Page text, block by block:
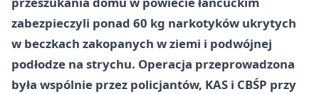
zabezpieczyli ponad 60 kg narkotyków ukrytych
w beczkach zakopanych w ziemi i podwójnej
podłodze na strychu. Operacja przeprowadzona
była wspólnie przez policjantów, KAS i CBŚP przy